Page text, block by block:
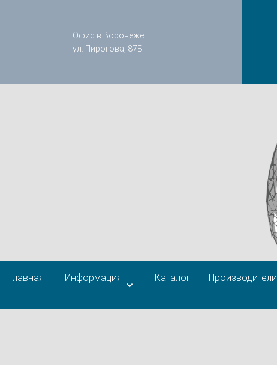
Офис в Воронеже
ул. Пирогова, 87Б
Главная Информация Каталог Производители